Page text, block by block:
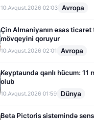
10.Avqust.2026 02:03 Avropa
Çin Almaniyanın əsas ticarət
mövqeyini qoruyur
10.Avqust.2026 02:01 Avropa
Keyptaunda qanlı hücum: 11
olub
10.Avqust.2026 01:59 Dünya
Beta Pictoris sistemində